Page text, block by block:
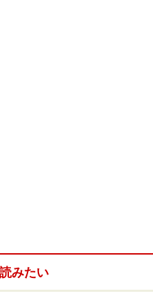
みたい